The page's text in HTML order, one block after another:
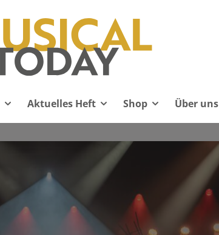
Aktuelles Heft Shop Über uns